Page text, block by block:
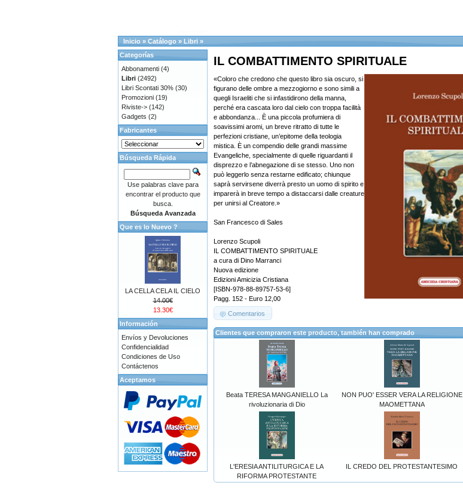
Inicio » Catálogo » Libri »
IL COMBATTIMENTO SPIRITUALE
«Coloro che credono che questo libro sia oscuro, si
figurano delle ombre a mezzogiorno e sono simili a
quegli Israeliti che si infastidirono della manna,
perché era cascata loro dal cielo con troppa facilità
e abbondanza... È una piccola profumiera di
soavissimi aromi, un breve ritratto di tutte le
perfezioni cristiane, un’epitome della teologia
mistica. È un compendio delle grandi massime
Evangeliche, specialmente di quelle riguardanti il
disprezzo e l’abnegazione di se stesso. Uno non
può leggerlo senza restarne edificato; chiunque
saprà servirsene diverrà presto un uomo di spirito e
imparerà in breve tempo a distaccarsi dalle creature
per unirsi al Creatore.»
San Francesco di Sales
Lorenzo Scupoli
IL COMBATTIMENTO SPIRITUALE
a cura di Dino Marranci
Nuova edizione
Edizioni Amicizia Cristiana
[ISBN-978-88-89757-53-6]
Pagg. 152 - Euro 12,00
Comentarios
Clientes que compraron este producto, también han comprado
Beata TERESA MANGANIELLO La
rivoluzionaria di Dio
NON PUO' ESSER VERA LA RELIGIONE
MAOMETTANA
L'ERESIA ANTILITURGICA E LA
RIFORMA PROTESTANTE
IL CREDO DEL PROTESTANTESIMO
Categorías
Abbonamenti (4)
Libri (2492)
Libri Scontati 30% (30)
Promozioni (19)
Riviste-> (142)
Gadgets (2)
Fabricantes
Búsqueda Rápida
Use palabras clave para
encontrar el producto que
busca.
Búsqueda Avanzada
Que es lo Nuevo ?
LA CELLA CELA IL CIELO
14.00€
13.30€
Información
Envíos y Devoluciones
Confidencialidad
Condiciones de Uso
Contáctenos
Aceptamos